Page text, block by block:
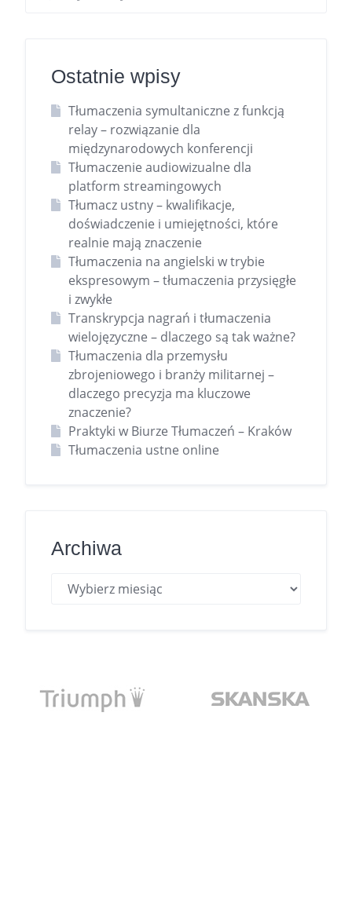
Ostatnie wpisy
Tłumaczenia symultaniczne z funkcją
relay – rozwiązanie dla
międzynarodowych konferencji
Tłumaczenie audiowizualne dla
platform streamingowych
Tłumacz ustny – kwalifikacje,
doświadczenie i umiejętności, które
realnie mają znaczenie
Tłumaczenia na angielski w trybie
ekspresowym – tłumaczenia przysięgłe
i zwykłe
Transkrypcja nagrań i tłumaczenia
wielojęzyczne – dlaczego są tak ważne?
Tłumaczenia dla przemysłu
zbrojeniowego i branży militarnej –
dlaczego precyzja ma kluczowe
znaczenie?
Praktyki w Biurze Tłumaczeń – Kraków
Tłumaczenia ustne online
Archiwa